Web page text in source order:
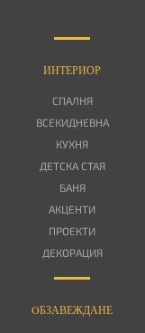
ИНТЕРИОР
СПАЛНЯ
ВСЕКИДНЕВНА
КУХНЯ
ДЕТСКА СТАЯ
БАНЯ
АКЦЕНТИ
ПРОЕКТИ
ДЕКОРАЦИЯ
OБЗАВЕЖДАНЕ